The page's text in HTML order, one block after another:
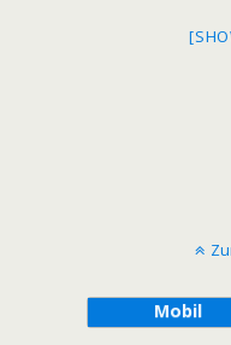
Mobil